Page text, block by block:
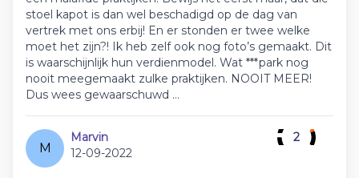
stoel kapot is dan wel beschadigd op de dag van
vertrek met ons erbij! En er stonden er twee welke
moet het zijn?! Ik heb zelf ook nog foto’s gemaakt. Dit
is waarschijnlijk hun verdienmodel. Wat ***park nog
nooit meegemaakt zulke praktijken. NOOIT MEER!
Dus wees gewaarschuwd …
M
Marvin
12-09-2022
2